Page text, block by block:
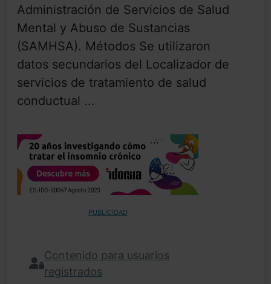
Administración de Servicios de Salud
Mental y Abuso de Sustancias
(SAMHSA). Métodos Se utilizaron
datos secundarios del Localizador de
servicios de tratamiento de salud
conductual ...
PUBLICIDAD
Contenido para usuarios
registrados